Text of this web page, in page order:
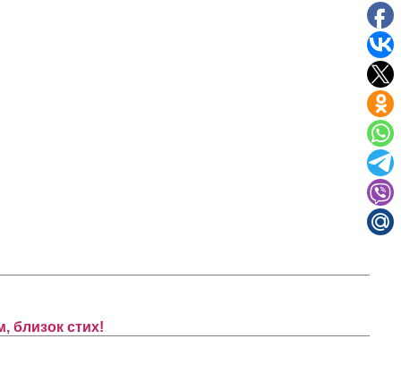
близок стих!